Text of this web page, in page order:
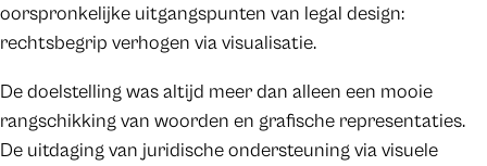
oorspronkelijke uitgangspunten van legal design:
rechtsbegrip verhogen via visualisatie.
De doelstelling was altijd meer dan alleen een mooie
rangschikking van woorden en grafische representaties.
De uitdaging van juridische ondersteuning via visuele